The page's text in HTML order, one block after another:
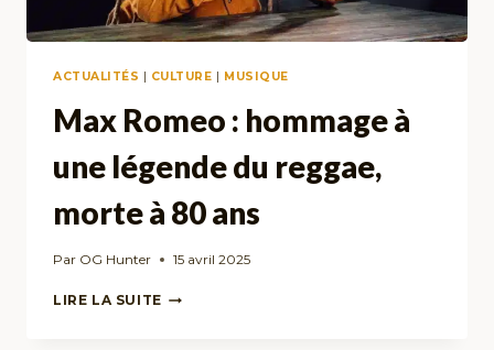
ACTUALITÉS | CULTURE | MUSIQUE
Max Romeo : hommage à
une légende du reggae,
morte à 80 ans
Par OG Hunter 15 avril 2025
LIRE LA SUITEMAX